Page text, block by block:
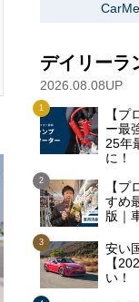
デイリーラ
2026.08.08UP
【
ー最
25年
に！
【
すめ
版｜
安い
【
い！